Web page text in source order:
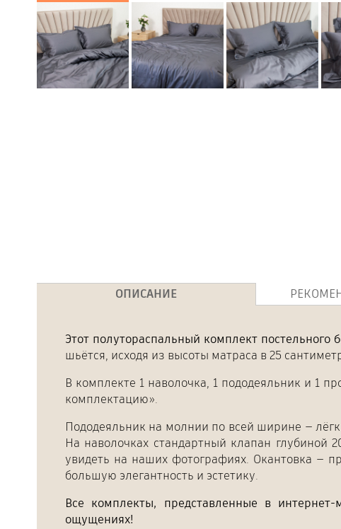
ОПИСАНИЕ
Этот полутораспальный комплект постельного
шьётся, исходя из высоты матраса в 25
В комплекте 1 наволочка, 1 пододеяльник и 1
комплектацию».
Пододеяльник на молнии по всей ширине —
На наволочках стандартный клапан
увидеть на наших фотографиях. Окантовка —
большую элегантность и эстетику.
Все комплекты, представленные в
ощущениях!